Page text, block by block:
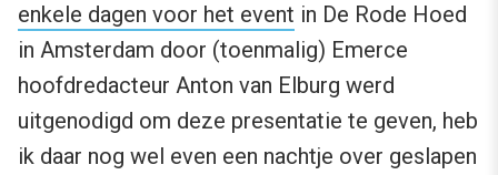
enkele dagen voor het event in De Rode Hoed
in Amsterdam door (toenmalig) Emerce
hoofdredacteur Anton van Elburg werd
uitgenodigd om deze presentatie te geven, heb
ik daar nog wel even een nachtje over geslapen